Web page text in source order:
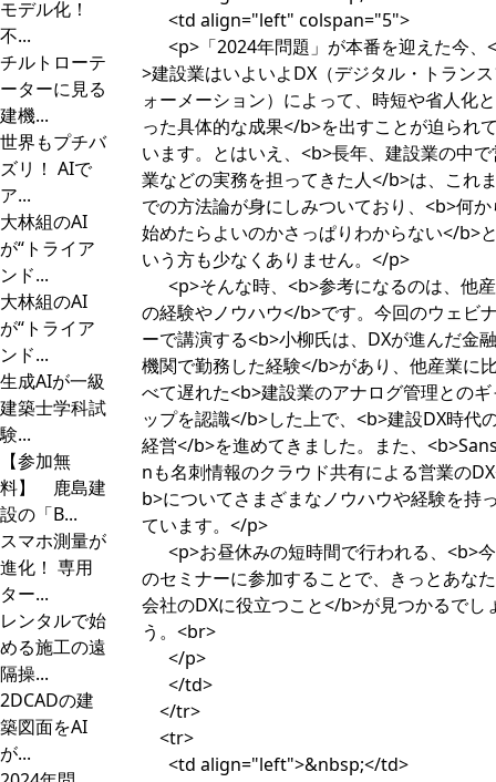
モデル化！
不...
チルトローテ
ーターに見る
建機...
世界もプチバ
ズリ！ AIで
ア...
大林組のAI
が“トライア
ンド...
大林組のAI
が“トライア
ンド...
生成AIが一級
建築士学科試
験...
【参加無
料】 鹿島建
設の「B...
スマホ測量が
進化！ 専用
ター...
レンタルで始
める施工の遠
隔操...
2DCADの建
築図面をAI
が...
<td align="left" colspan="5">
<p>「2024年問題」が本番を迎えた今、
>建設業はいよいよDX（デジタル・トラン
ォーメーション）によって、時短や省人化
った具体的な成果</b>を出すことが迫られ
います。とはいえ、<b>長年、建設業の中で
業などの実務を担ってきた人</b>は、これ
での方法論が身にしみついており、<b>何か
始めたらよいのかさっぱりわからない</b>
いう方も少なくありません。</p>
<p>そんな時、<b>参考になるのは、他
の経験やノウハウ</b>です。今回のウェビ
ーで講演する<b>小柳氏は、DXが進んだ金融
機関で勤務した経験</b>があり、他産業に
べて遅れた<b>建設業のアナログ管理とのギ
ップを認識</b>した上で、<b>建設DX時代
経営</b>を進めてきました。また、
nも名刺情報のクラウド共有による営業の
b>についてさまざまなノウハウや経験を持
ています。</p>
<p>お昼休みの短時間で行われる、<b>
のセミナーに参加することで、きっとあな
会社のDXに役立つこと</b>が見つかるでし
う。<br>
</p>
</td>
</tr>
<tr>
<td align="left">&nbsp;</td>